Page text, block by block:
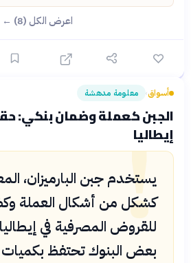
اعرض الكل (8) ←
أسواق› معلومة مدهشة
الجبن كعملة وضمان بنكي:
إيطاليا
!
يستخدم جبن البارميزان،
كشكل من أشكال العملة
للقروض المصرفية في
بعض البنوك تحتفظ بكميات